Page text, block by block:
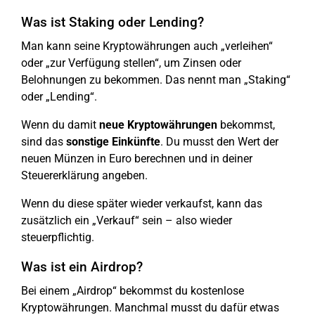
Was ist Staking oder Lending?
Man kann seine Kryptowährungen auch „verleihen“
oder „zur Verfügung stellen“, um Zinsen oder
Belohnungen zu bekommen. Das nennt man „Staking“
oder „Lending“.
Wenn du damit neue Kryptowährungen bekommst,
sind das sonstige Einkünfte. Du musst den Wert der
neuen Münzen in Euro berechnen und in deiner
Steuererklärung angeben.
Wenn du diese später wieder verkaufst, kann das
zusätzlich ein „Verkauf“ sein – also wieder
steuerpflichtig.
Was ist ein Airdrop?
Bei einem „Airdrop“ bekommst du kostenlose
Kryptowährungen. Manchmal musst du dafür etwas